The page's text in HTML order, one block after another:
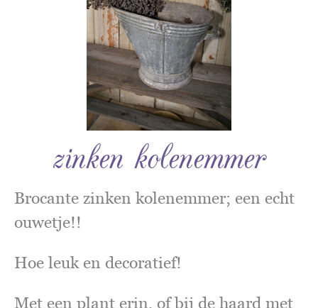
zinken kolenemmer
Brocante zinken kolenemmer; een echt
ouwetje!!
Hoe leuk en decoratief!
Met een plant erin, of bij de haard met